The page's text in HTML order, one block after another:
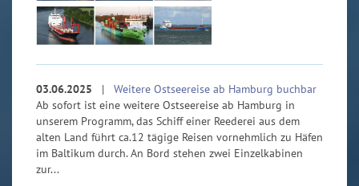
03.06.2025 | Weitere Ostseereise ab Hamburg buchbar
Ab sofort ist eine weitere Ostseereise ab Hamburg in
unserem Programm, das Schiff einer Reederei aus dem
alten Land führt ca.12 tägige Reisen vornehmlich zu Häfen
im Baltikum durch. An Bord stehen zwei Einzelkabinen
zur...